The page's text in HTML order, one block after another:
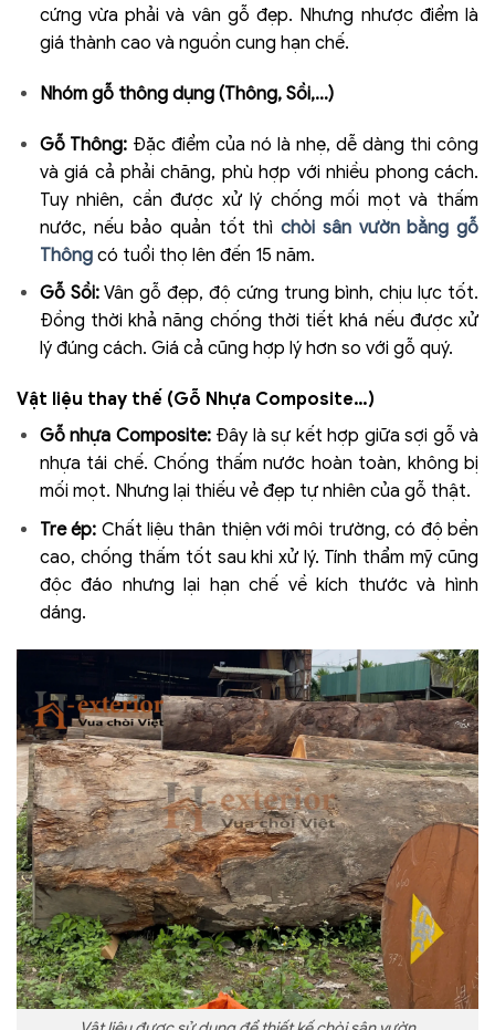
cứng vừa phải và vân gỗ đẹp. Nhưng nhược điểm là
giá thành cao và nguồn cung hạn chế.
Nhóm gỗ thông dụng (Thông, Sồi,…)
Gỗ Thông:Đặc điểm của nó là nhẹ, dễ dàng thi công
và giá cả phải chăng, phù hợp với nhiều phong cách.
Tuy nhiên, cần được xử lý chống mối mọt và thấm
nước, nếu bảo quản tốt thìchòi sân vườn bằng gỗ
Thôngcó tuổi thọ lên đến 15 năm.
Gỗ Sồi:Vân gỗ đẹp, độ cứng trung bình, chịu lực tốt.
Đồng thời khả năng chống thời tiết khá nếu được xử
lý đúng cách. Giá cả cũng hợp lý hơn so với gỗ quý.
Vật liệu thay thế (Gỗ Nhựa Composite…)
Gỗ nhựa Composite:Đây là sự kết hợp giữa sợi gỗ và
nhựa tái chế. Chống thấm nước hoàn toàn, không bị
mối mọt. Nhưng lại thiếu vẻ đẹp tự nhiên của gỗ thật.
Tre ép: Chất liệu thân thiện với môi trường, có độ bền
cao, chống thấm tốt sau khi xử lý. Tính thẩm mỹ cũng
độc đáo nhưng lại hạn chế về kích thước và hình
dáng.